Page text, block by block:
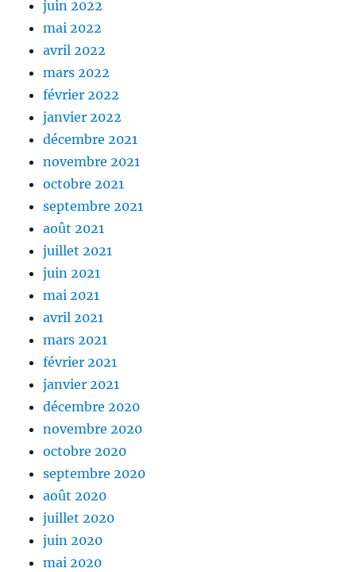
juin 2022
mai 2022
avril 2022
mars 2022
février 2022
janvier 2022
décembre 2021
novembre 2021
octobre 2021
septembre 2021
août 2021
juillet 2021
juin 2021
mai 2021
avril 2021
mars 2021
février 2021
janvier 2021
décembre 2020
novembre 2020
octobre 2020
septembre 2020
août 2020
juillet 2020
juin 2020
mai 2020